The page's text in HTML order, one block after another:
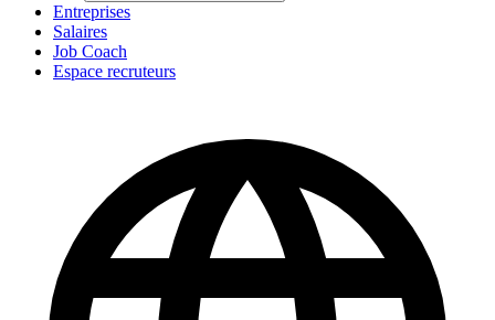
Entreprises
Salaires
Job Coach
Espace recruteurs